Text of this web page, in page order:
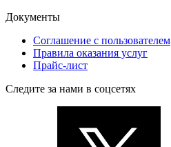
Документы
Соглашение с пользователем
Правила оказания услуг
Прайс-лист
Следите за нами в соцсетях